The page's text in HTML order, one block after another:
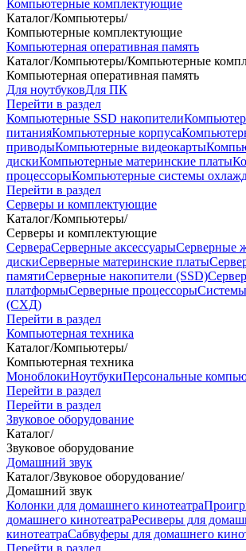
Компьютерные комплектующие
Каталог/Компьютеры/
Компьютерные комплектующие
Компьютерная оперативная память
Каталог/Компьютеры/Компьютерные
Компьютерная оперативная память
Для ноутбуковДля ПК
Перейти в раздел
Компьютерные SSD накопители
питанияКомпьютерные корпуса
приводыКомпьютерные видеокарты
дискиКомпьютерные материнские платы
процессорыКомпьютерные системы
Перейти в раздел
Серверы и комплектующие
Каталог/Компьютеры/
Серверы и комплектующие
СервераСерверные аксессуарыСерверные
дискиСерверные материнские платы
памятиСерверные накопители (SSD)
платформыСерверные процессоры
(СХД)
Перейти в раздел
Компьютерная техника
Каталог/Компьютеры/
Компьютерная техника
МоноблокиНоутбукиПерсональные
Перейти в раздел
Перейти в раздел
Звуковое оборудование
Каталог/
Звуковое оборудование
Домашний звук
Каталог/Звуковое оборудование/
Домашний звук
Колонки для домашнего кинотеатра
домашнего кинотеатраРесиверы для
кинотеатраСабвуферы для домашнего
Перейти в раздел